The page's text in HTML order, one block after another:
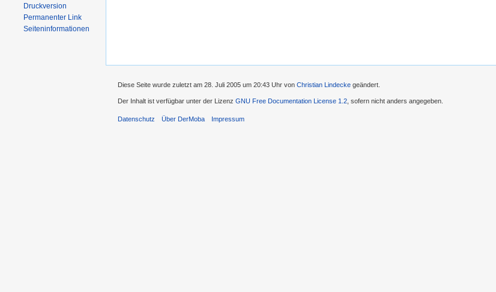
Druckversion
Permanenter Link
Seiten­informationen
Diese Seite wurde zuletzt am 28. Juli 2005 um 20:43 Uhr von Christian Lindecke geändert.
Der Inhalt ist verfügbar unter der Lizenz GNU Free Documentation License 1.2 , sofern nicht anders angegeben.
Datenschutz Über DerMoba Impressum